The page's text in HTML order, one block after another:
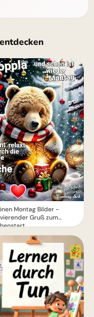
Montag Bilder -
Gruß zum